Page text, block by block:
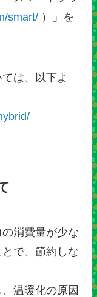
smart/ ）」を
は、以下よ
の消費量が少な
で、節約しな
温暖化の原因